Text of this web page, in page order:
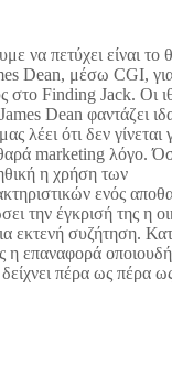
να πετύχει είναι το
Dean, μέσω CGI,
στο Finding Jack. Οι
Dean φαντάζει
λέει ότι δεν γίνεται
marketing λόγο.
η χρήση των
ενός
την έγκρισή της η
εκτενή συζήτηση.
η επαναφορά
πέρα ως πέρα